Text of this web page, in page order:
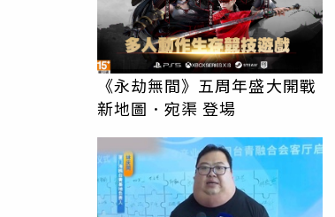
《永劫無間》五周年盛大開戰
新地圖．宛渠 登場